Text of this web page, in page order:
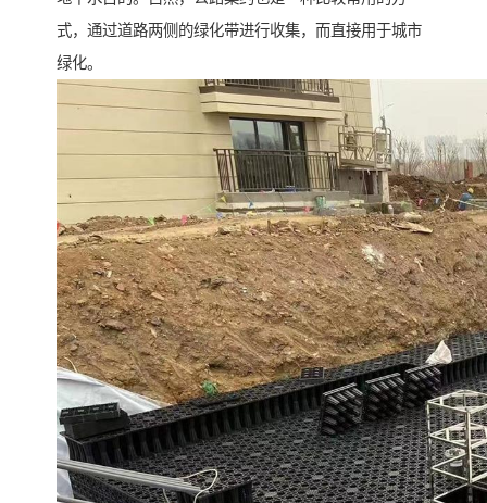
式，通过道路两侧的绿化带进行收集，而直接用于城市
绿化。